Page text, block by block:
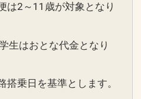
は2～11歳が対象となり
生はおとな代金となり
乗日を基準とします。